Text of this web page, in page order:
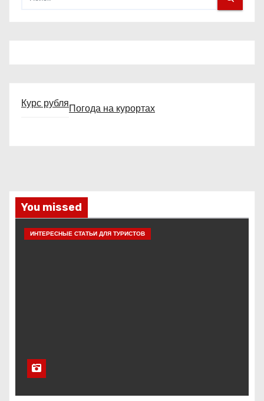
Курс рубляПогода на курортах
You missed
ИНТЕРЕСНЫЕ СТАТЬИ ДЛЯ ТУРИСТОВ